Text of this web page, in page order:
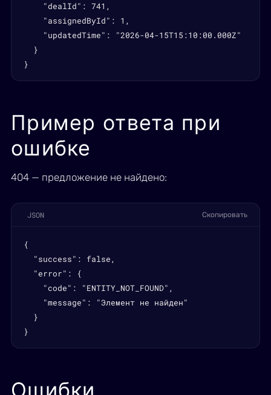
    "dealId": 741,
    "assignedById": 1,
    "updatedTime": "2026-04-15T15:10:00.000Z"
  }
}
Пример ответа при
ошибке
404 — предложение не найдено:
JSON Скопировать
{
  "success": false,
  "error": {
    "code": "ENTITY_NOT_FOUND",
    "message": "Элемент не найден"
  }
}
Ошибки